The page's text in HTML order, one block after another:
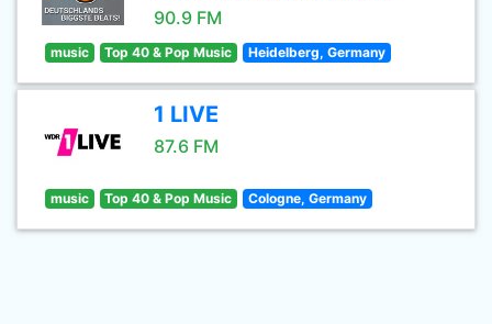
90.9 FM
music Top 40 & Pop Music Heidelberg, Germany
1 LIVE
87.6 FM
music Top 40 & Pop Music Cologne, Germany